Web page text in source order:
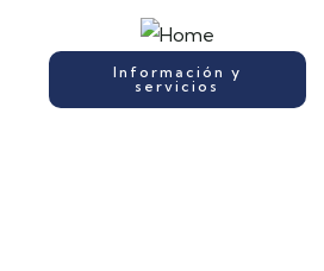
Información y
servicios